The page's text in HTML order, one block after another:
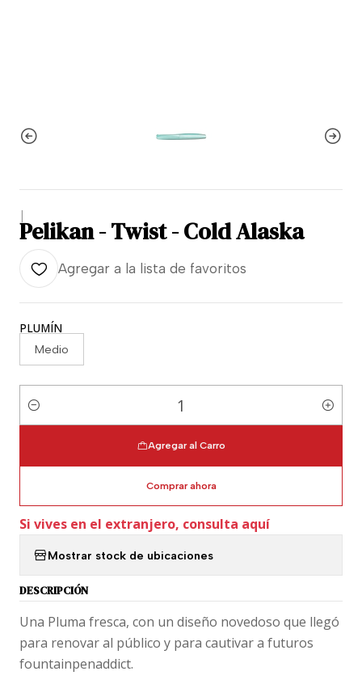
|
Pelikan - Twist - Cold Alaska
Agregar a la lista de favoritos
PLUMÍN
Medio
Cantidad
Agregar al Carro
Comprar ahora
Si vives en el extranjero, consulta aquí
Mostrar stock de ubicaciones
DESCRIPCIÓN
Una Pluma fresca, con un diseño novedoso que llegó
para renovar al público y para cautivar a futuros
fountainpenaddict.